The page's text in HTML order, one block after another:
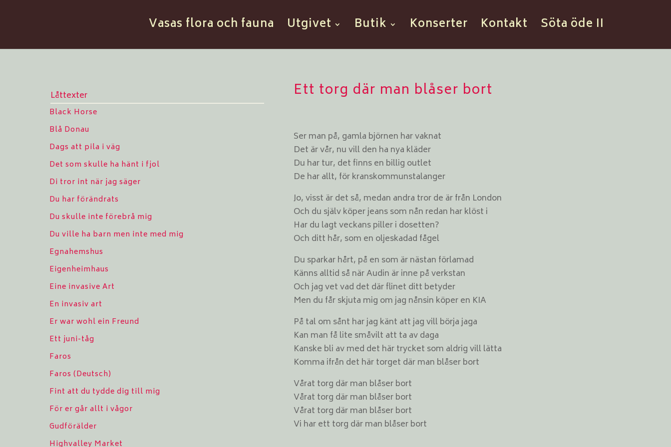
Vasas flora och fauna Utgivet Butik Konserter Kontakt Söta öde II
Låttexter Ett torg där man blåser bort
Black Horse
Blå Donau
Dags att pila i väg
Det som skulle ha hänt i fjol
Di tror int när jag säger
Du har förändrats
Du skulle inte förebrå mig
Du ville ha barn men inte med mig
Egnahemshus
Eigenheimhaus
Eine invasive Art
En invasiv art
Er war wohl ein Freund
Ett juni-tåg
Faros
Faros (Deutsch)
Fint att du tydde dig till mig
För er går allt i vågor
Gudförälder
Highvalley Market
Ser man på, gamla björnen har vaknat
Det är vår, nu vill den ha nya kläder
Du har tur, det finns en billig outlet
De har allt, för kranskommunstalanger
Jo, visst är det så, medan andra tror de är från London
Och du själv köper jeans som nån redan har klöst i
Har du lagt veckans piller i dosetten?
Och ditt hår, som en oljeskadad fågel
Du sparkar hårt, på en som är nästan förlamad
Känns alltid så när Audin är inne på verkstan
Och jag vet vad det där flinet ditt betyder
Men du får skjuta mig om jag nånsin köper en KIA
På tal om sånt har jag känt att jag vill börja jaga
Kan man få lite småvilt att ta av daga
Kanske bli av med det här trycket som aldrig vill lätta
Komma ifrån det här torget där man blåser bort
Vårat torg där man blåser bort
Vårat torg där man blåser bort
Vårat torg där man blåser bort
Vi har ett torg där man blåser bort